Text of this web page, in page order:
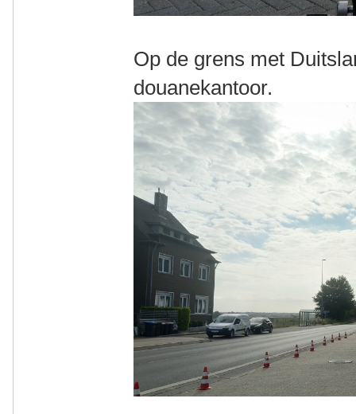
Op de grens met
douanekantoor.